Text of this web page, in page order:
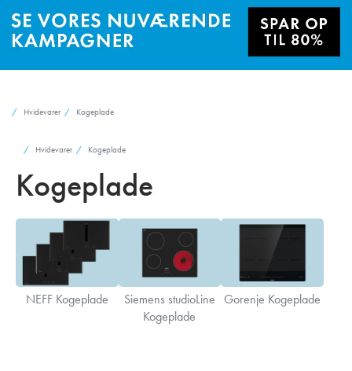
Hvidevarer Kogeplade
Hvidevarer Kogeplade
Kogeplade
NEFF Kogeplade
Siemens studioLine
Kogeplade
Gorenje Kogeplade